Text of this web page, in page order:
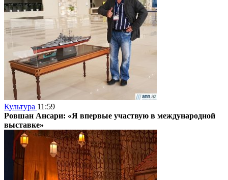
Культура 11:59
Ровшан Ансари: «Я впервые участвую в международной
выставке»